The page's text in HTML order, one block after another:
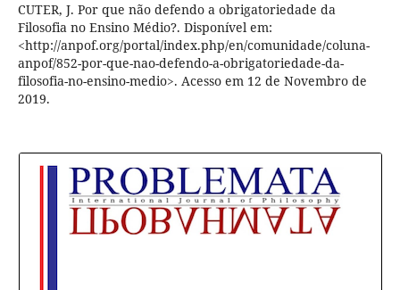
CUTER, J. Por que não defendo a obrigatoriedade da
Filosofia no Ensino Médio?. Disponível em:
<http://anpof.org/portal/index.php/en/comunidade/coluna-
anpof/852-por-que-nao-defendo-a-obrigatoriedade-da-
filosofia-no-ensino-medio>. Acesso em 12 de Novembro de
2019.